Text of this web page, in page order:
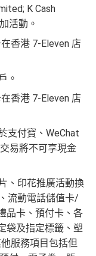
K Cash
活動。
香港 7-Eleven 店
。
香港 7-Eleven 店
支付寶、WeChat
易將不可享現金
、印花推廣活動換
流動電話儲值卡/
品卡、預付卡、各
袋及指定標籤、塑
服務項目包括但